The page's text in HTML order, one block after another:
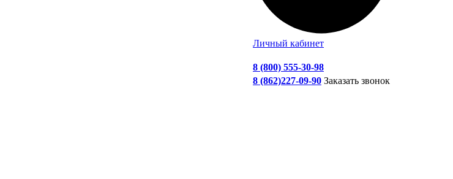
Личный кабинет
8 (800) 555-30-98
8 (862)227-09-90 Заказать звонок